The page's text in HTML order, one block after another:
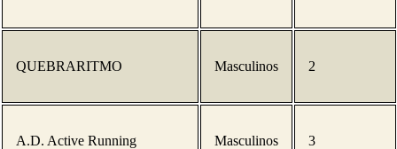
QUEBRARITMO Masculinos 2
A.D. Active Running Masculinos 3